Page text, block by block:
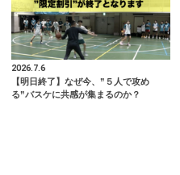
2026.7.6
【明日終了】なぜ今、”５人で攻め
る”バスケに共感が集まるのか？